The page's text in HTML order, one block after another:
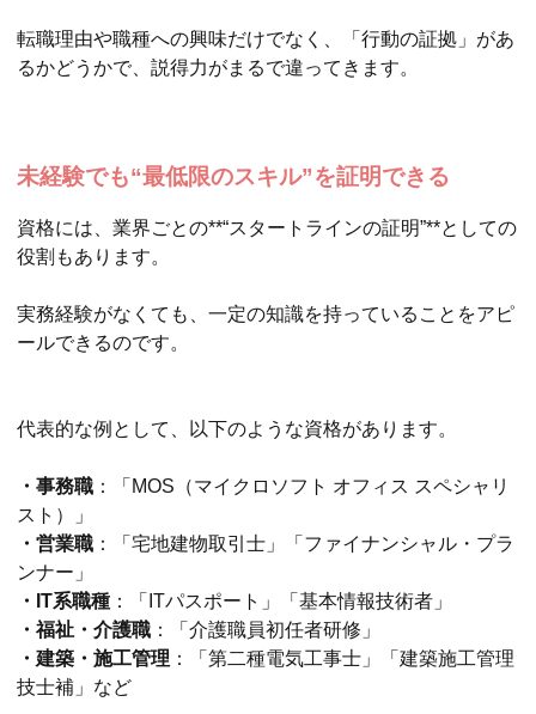
転職理由や職種への興味だけでなく、「行動の証拠」があ
るかどうかで、説得力がまるで違ってきます。
未経験でも“最低限のスキル”を証明できる
資格には、業界ごとの**“スタートラインの証明”**としての
役割もあります。
実務経験がなくても、一定の知識を持っていることをアピ
ールできるのです。
代表的な例として、以下のような資格があります。
・事務職 ：「MOS（マイクロソフト オフィス スペシャリ
スト）」
・営業職 ：「宅地建物取引士」「ファイナンシャル・プラ
ンナー」
・IT系職種 ：「ITパスポート」「基本情報技術者」
・福祉・介護職 ：「介護職員初任者研修」
・建築・施工管理 ：「第二種電気工事士」「建築施工管理
技士補」など